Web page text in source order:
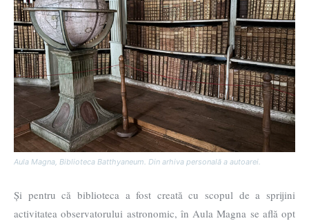
Aula Magna, Biblioteca Batthyaneum. Din arhiva personală a autoarei.
Și pentru că biblioteca a fost creată cu scopul de a sprijini
activitatea observatorului astronomic, în Aula Magna se află opt